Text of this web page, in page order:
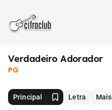
Verdadeiro Adorador
PG
Principal Letra Mais